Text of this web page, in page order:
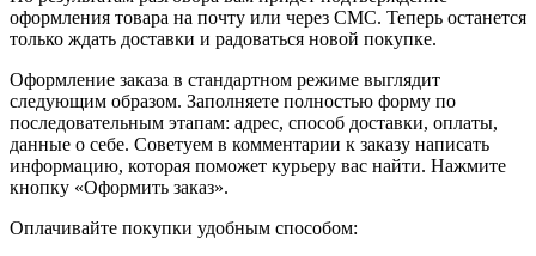
оформления товара на почту или через СМС. Теперь останется
только ждать доставки и радоваться новой покупке.
Оформление заказа в стандартном режиме выглядит
следующим образом. Заполняете полностью форму по
последовательным этапам: адрес, способ доставки, оплаты,
данные о себе. Советуем в комментарии к заказу написать
информацию, которая поможет курьеру вас найти. Нажмите
кнопку «Оформить заказ».
Оплачивайте покупки удобным способом: